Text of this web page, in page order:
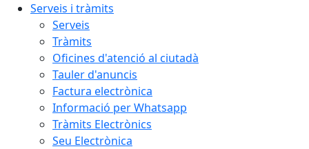
Serveis i tràmits
Serveis
Tràmits
Oficines d'atenció al ciutadà
Tauler d'anuncis
Factura electrònica
Informació per Whatsapp
Tràmits Electrònics
Seu Electrònica